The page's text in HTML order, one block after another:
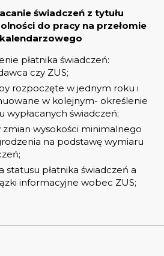
świadczeń z tytułu
do pracy na przełomie
płatnika świadczeń:
czy ZUS;
rozpoczęte w jednym roku i
w kolejnym- określenie
wypłacanych świadczeń;
zmian wysokości minimalnego
na podstawę wymiaru
statusu płatnika świadczeń a
informacyjne wobec ZUS;